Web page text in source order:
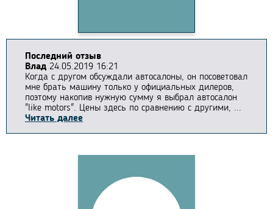
Последний отзыв
Влад 24.05.2019 16:21
Когда с другом обсуждали автосалоны, он посоветовал
мне брать машину только у официальных дилеров,
поэтому накопив нужную сумму я выбрал автосалон
"like motors". Цены здесь по сравнению с другими, ...
Читать далее